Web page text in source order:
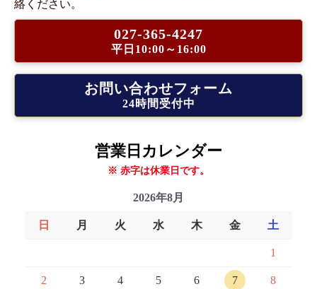
絡ください。
027-365-4247
平日10:00～16:00
お問い合わせフォーム
24時間受付中
営業日カレンダー
※ 赤字は休業日です。
2026年8月
日 月 火 水 木 金 土
1
2 3 4 5 6 7 8